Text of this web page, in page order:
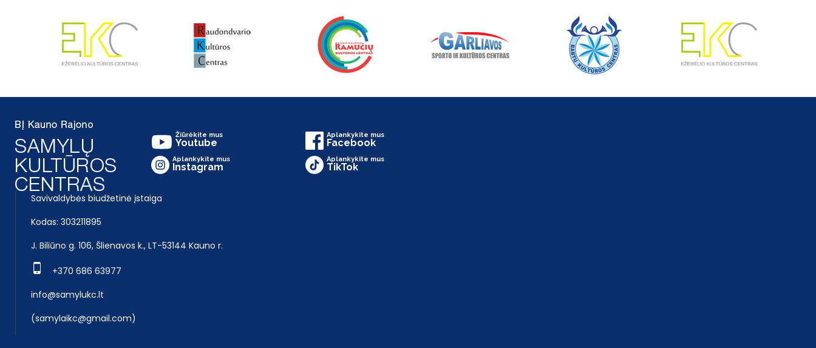
Žiūrėkite mus
Youtube
Aplankykite mus
Facebook
Aplankykite mus
Instagram
Aplankykite mus
TikTok
Savivaldybės biudžetinė įstaiga
Kodas: 303211895
J. Biliūno g. 106, Šlienavos k., LT-53144 Kauno r.
+370 686 63977
info@samylukc.lt
(samylaikc@gmail.com)